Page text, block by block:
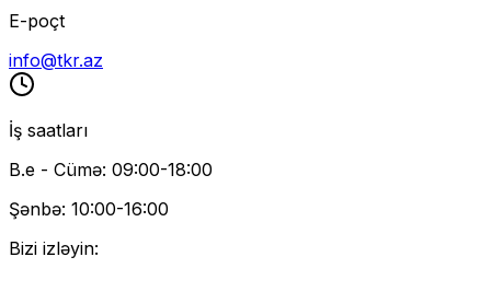
E-poçt
info@tkr.az
İş saatları
B.e - Cümə: 09:00-18:00
Şənbə: 10:00-16:00
Bizi izləyin: